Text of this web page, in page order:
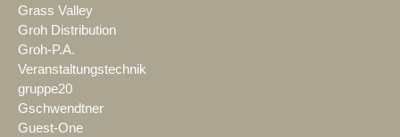
Grass Valley
Groh Distribution
Groh-P.A.
Veranstaltungstechnik
gruppe20
Gschwendtner
Guest-One